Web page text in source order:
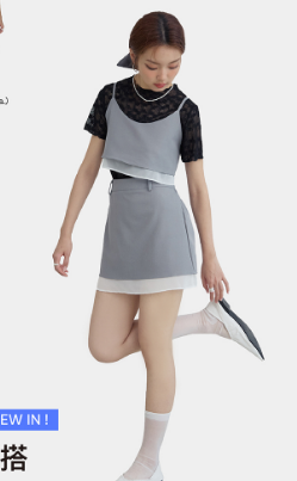
雙層垂墜感層次長洋裝
NT$1,390
NT$1,690
加入購物車